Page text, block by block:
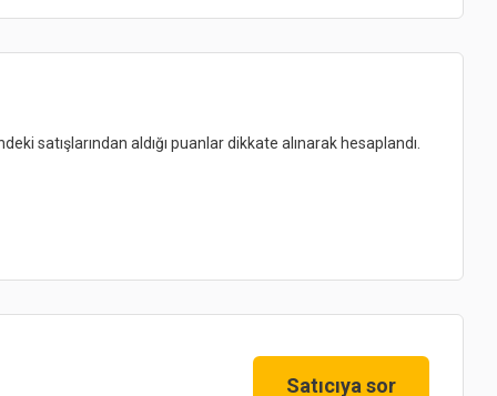
satışlarından aldığı puanlar dikkate alınarak hesaplandı.
Satıcıya sor